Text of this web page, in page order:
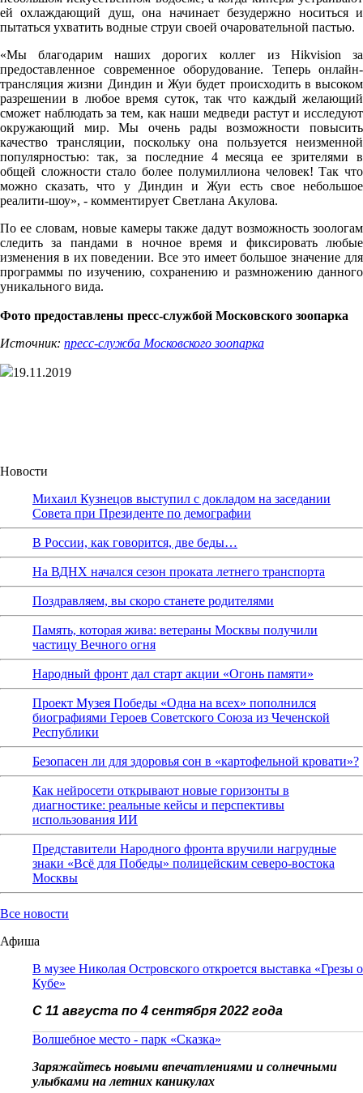
ей охлаждающий душ, она начинает безудержно носиться и
пытаться ухватить водные струи своей очаровательной пастью.
«Мы благодарим наших дорогих коллег из Hikvision за
предоставленное современное оборудование. Теперь онлайн-
трансляция жизни Диндин и Жуи будет происходить в высоком
разрешении в любое время суток, так что каждый желающий
сможет наблюдать за тем, как наши медведи растут и исследуют
окружающий мир. Мы очень рады возможности повысить
качество трансляции, поскольку она пользуется неизменной
популярностью: так, за последние 4 месяца ее зрителями в
общей сложности стало более полумиллиона человек! Так что
можно сказать, что у Диндин и Жуи есть свое небольшое
реалити-шоу», - комментирует Светлана Акулова.
По ее словам, новые камеры также дадут возможность зоологам
следить за пандами в ночное время и фиксировать любые
изменения в их поведении. Все это имеет большое значение для
программы по изучению, сохранению и размножению данного
уникального вида.
Фото предоставлены пресс-службой Московского зоопарка
Источник: пресс-служба Московского зоопарка
19.11.2019
Новости
Михаил Кузнецов выступил с докладом на заседании
Совета при Президенте по демографии
В России, как говорится, две беды…
На ВДНХ начался сезон проката летнего транспорта
Поздравляем, вы скоро станете родителями
Память, которая жива: ветераны Москвы получили
частицу Вечного огня
Народный фронт дал старт акции «Огонь памяти»
Проект Музея Победы «Одна на всех» пополнился
биографиями Героев Советского Союза из Чеченской
Республики
Безопасен ли для здоровья сон в «картофельной кровати»?
Как нейросети открывают новые горизонты в
диагностике: реальные кейсы и перспективы
использования ИИ
Представители Народного фронта вручили нагрудные
знаки «Всё для Победы» полицейским северо-востока
Москвы
Все новости
Афиша
В музее Николая Островского откроется выставка «Грезы о
Кубе»
С 11 августа по 4 сентября 2022 года
Волшебное место - парк «Сказка»
Заряжайтесь новыми впечатлениями и солнечными
улыбками на летних каникулах